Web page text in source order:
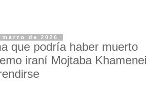
de 2026
que podría haber muerto
iraní Mojtaba Khamenei